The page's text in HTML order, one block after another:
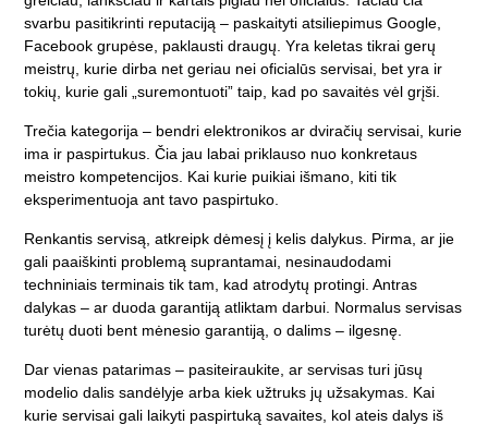
svarbu pasitikrinti reputaciją – paskaityti atsiliepimus Google,
Facebook grupėse, paklausti draugų. Yra keletas tikrai gerų
meistrų, kurie dirba net geriau nei oficialūs servisai, bet yra ir
tokių, kurie gali „suremontuoti” taip, kad po savaitės vėl grįši.
Trečia kategorija – bendri elektronikos ar dviračių servisai, kurie
ima ir paspirtukus. Čia jau labai priklauso nuo konkretaus
meistro kompetencijos. Kai kurie puikiai išmano, kiti tik
eksperimentuoja ant tavo paspirtuko.
Renkantis servisą, atkreipk dėmesį į kelis dalykus. Pirma, ar jie
gali paaiškinti problemą suprantamai, nesinaudodami
techniniais terminais tik tam, kad atrodytų protingi. Antras
dalykas – ar duoda garantiją atliktam darbui. Normalus servisas
turėtų duoti bent mėnesio garantiją, o dalims – ilgesnę.
Dar vienas patarimas – pasiteiraukite, ar servisas turi jūsų
modelio dalis sandėlyje arba kiek užtruks jų užsakymas. Kai
kurie servisai gali laikyti paspirtuką savaites, kol ateis dalys iš